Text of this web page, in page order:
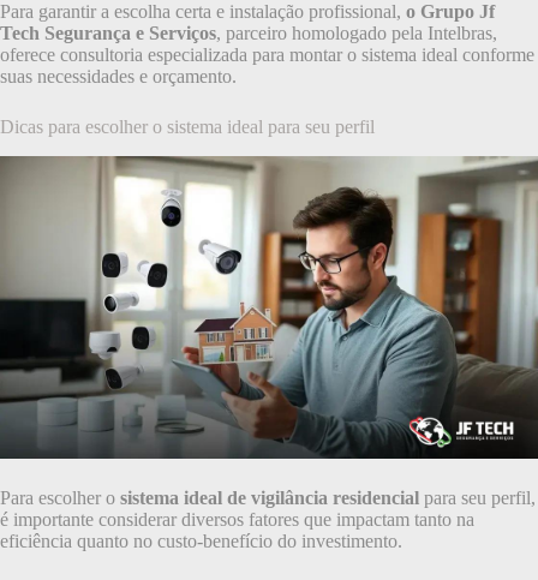
Para garantir a escolha certa e instalação profissional, o Grupo Jf
Tech Segurança e Serviços, parceiro homologado pela Intelbras,
oferece consultoria especializada para montar o sistema ideal conforme
suas necessidades e orçamento.
Dicas para escolher o sistema ideal para seu perfil
Para escolher o sistema ideal de vigilância residencial para seu perfil,
é importante considerar diversos fatores que impactam tanto na
eficiência quanto no custo-benefício do investimento.